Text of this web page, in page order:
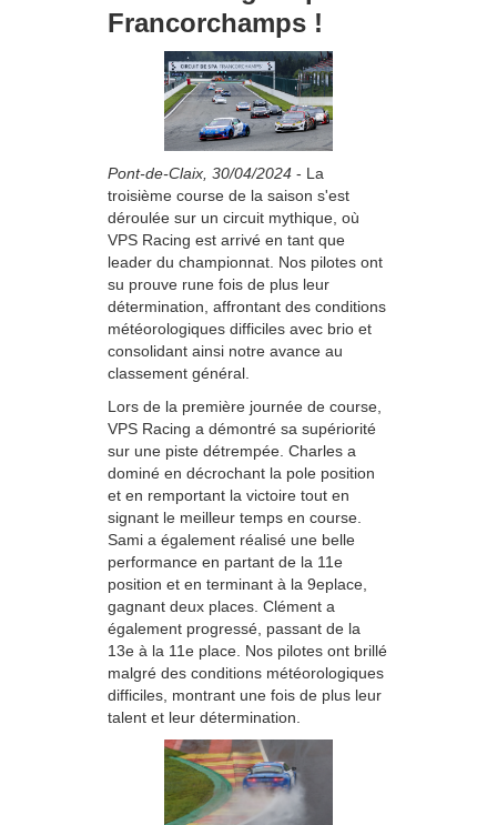
Francorchamps !
Pont-de-Claix, 30/04/2024 - La
troisième course de la saison s'est
déroulée sur un circuit mythique, où
VPS Racing est arrivé en tant que
leader du championnat. Nos pilotes ont
su prouve rune fois de plus leur
détermination, affrontant des conditions
météorologiques difficiles avec brio et
consolidant ainsi notre avance au
classement général.
Lors de la première journée de course,
VPS Racing a démontré sa supériorité
sur une piste détrempée. Charles a
dominé en décrochant la pole position
et en remportant la victoire tout en
signant le meilleur temps en course.
Sami a également réalisé une belle
performance en partant de la 11e
position et en terminant à la 9eplace,
gagnant deux places. Clément a
également progressé, passant de la
13e à la 11e place. Nos pilotes ont brillé
malgré des conditions météorologiques
difficiles, montrant une fois de plus leur
talent et leur détermination.